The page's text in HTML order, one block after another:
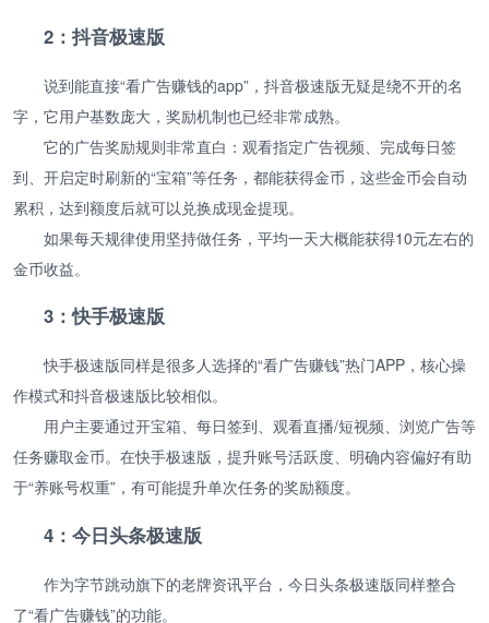
2：抖音极速版
说到能直接“看广告赚钱的app”，抖音极速版无疑是绕不开的名
字，它用户基数庞大，奖励机制也已经非常成熟。
它的广告奖励规则非常直白：观看指定广告视频、完成每日签
到、开启定时刷新的“宝箱”等任务，都能获得金币，这些金币会自动
累积，达到额度后就可以兑换成现金提现。
如果每天规律使用坚持做任务，平均一天大概能获得10元左右的
金币收益。
3：快手极速版
快手极速版同样是很多人选择的“看广告赚钱”热门APP，核心操
作模式和抖音极速版比较相似。
用户主要通过开宝箱、每日签到、观看直播/短视频、浏览广告等
任务赚取金币。在快手极速版，提升账号活跃度、明确内容偏好有助
于“养账号权重”，有可能提升单次任务的奖励额度。
4：今日头条极速版
作为字节跳动旗下的老牌资讯平台，今日头条极速版同样整合
了“看广告赚钱”的功能。